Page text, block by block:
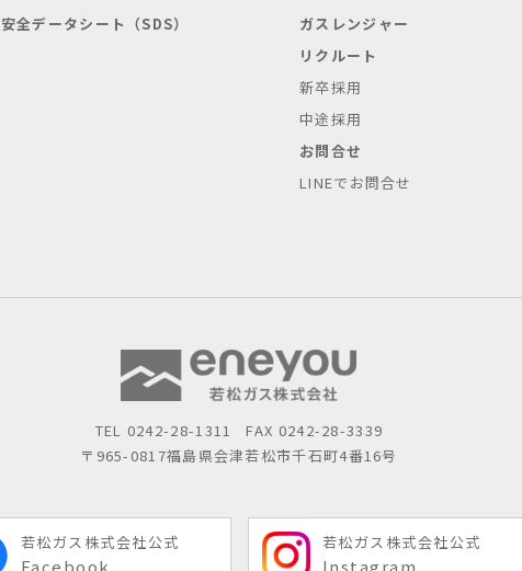
安全データシート（SDS）
ガスレンジャー
リクルート
新卒採用
中途採用
お問合せ
LINEでお問合せ
TEL 0242-28-1311
FAX 0242-28-3339
〒965-0817福島県会津若松市千石町4番16号
若松ガス株式会社公式
Facebook
若松ガス株式会社公式
Instagram